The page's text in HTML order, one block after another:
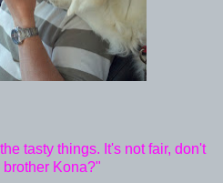
tasty things. It's not fair, don't
Kona?"